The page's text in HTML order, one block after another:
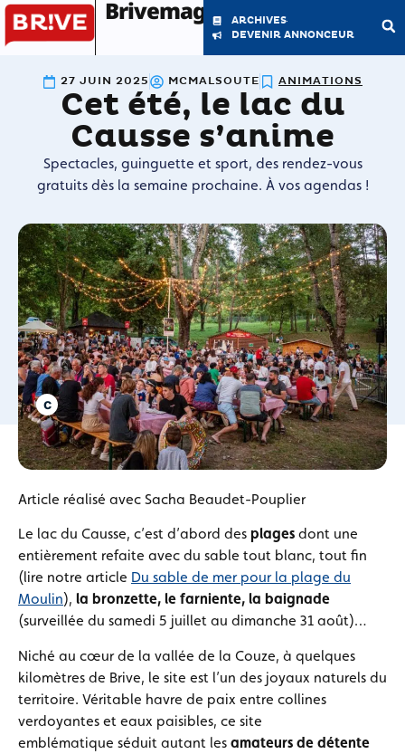
Brivemag'
ARCHIVES
DEVENIR ANNONCEUR
27 JUIN 2025 MCMALSOUTE ANIMATIONS
Cet été, le lac du
Causse s’anime
Spectacles, guinguette et sport, des rendez-vous
gratuits dès la semaine prochaine. À vos agendas !
Article réalisé avec Sacha Beaudet-Pouplier
Le lac du Causse, c’est d’abord des plages dont une
entièrement refaite avec du sable tout blanc, tout fin
(lire notre article Du sable de mer pour la plage du
Moulin), la bronzette, le farniente, la baignade
(surveillée du samedi 5 juillet au dimanche 31 août)…
Niché au cœur de la vallée de la Couze, à quelques
kilomètres de Brive, le site est l’un des joyaux naturels du
territoire. Véritable havre de paix entre collines
verdoyantes et eaux paisibles, ce site
emblématique séduit autant les amateurs de détente